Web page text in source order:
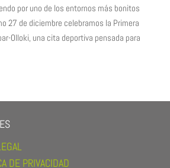
por uno de los entornos más bonitos
27 de diciembre celebramos la Primera
Olloki, una cita deportiva pensada para
DE PRIVACIDAD